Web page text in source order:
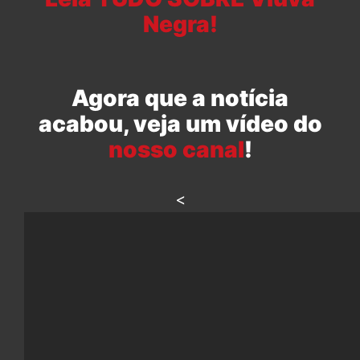
Negra!
Agora que a notícia
acabou, veja um vídeo do
nosso canal!
<